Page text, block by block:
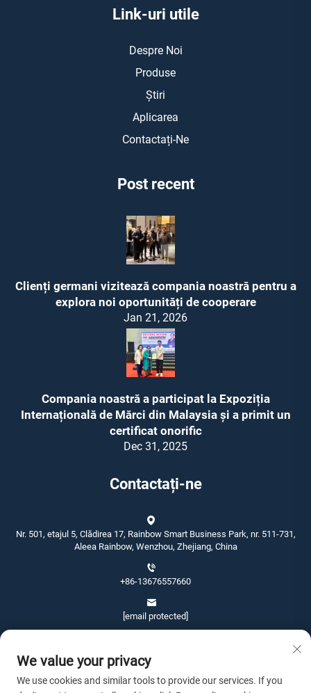
Link-uri utile
Despre Noi
Produse
Știri
Aplicarea
Contactați-Ne
Post recent
Clienți germani vizitează compania noastră pentru a
explora noi oportunități de cooperare
Jan 21, 2026
Compania noastră a participat la Expoziția
Internațională de Mărci din Malaysia și a primit un
certificat onorific
Dec 31, 2025
Contactați-ne
Nr. 501, etajul 5, Clădirea 17, Rainbow Smart Business Park, nr. 511-731,
Aleea Rainbow, Wenzhou, Zhejiang, China
+86-13676557660
[email protected]
We value your privacy
We use cookies and similar tools to provide our services. If you